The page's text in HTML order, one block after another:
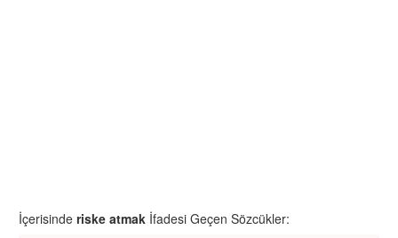
İçerisinde riske atmak İfadesi Geçen Sözcükler: